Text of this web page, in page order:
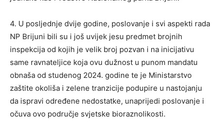
4. U posljednje dvije godine, poslovanje i svi aspekti rada
NP Brijuni bili su i još uvijek jesu predmet brojnih
inspekcija od kojih je velik broj pozvan i na inicijativu
same ravnateljice koja ovu dužnost u punom mandatu
obnaša od studenog 2024. godine te je Ministarstvo
zaštite okoliša i zelene tranzicije podupire u nastojanju
da ispravi određene nedostatke, unaprijedi poslovanje i
očuva ovo područje svjetske bioraznolikosti.